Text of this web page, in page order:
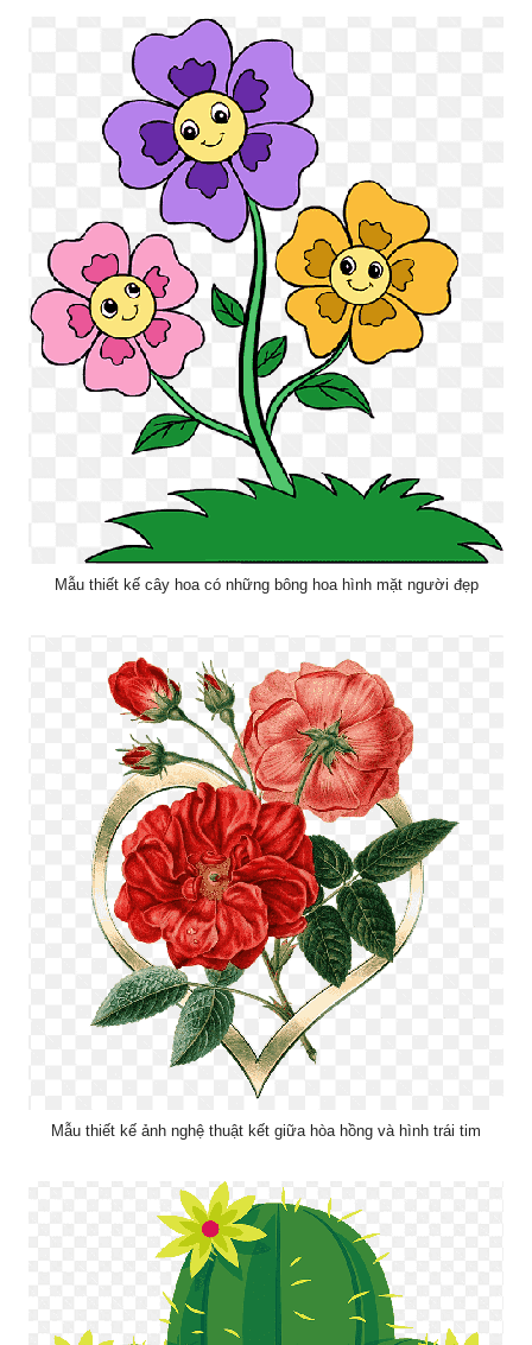
Mẫu thiết kế cây hoa có những bông hoa hình mặt người đẹp
Mẫu thiết kế ảnh nghệ thuật kết giữa hòa hồng và hình trái tim